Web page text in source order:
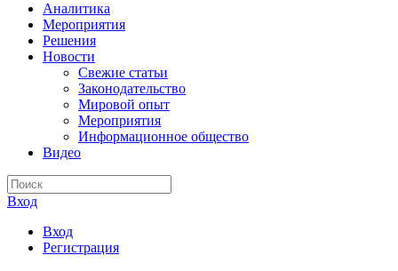
Аналитика
Мероприятия
Решения
Новости
Свежие статьи
Законодательство
Мировой опыт
Мероприятия
Информационное общество
Видео
Вход
Вход
Регистрация